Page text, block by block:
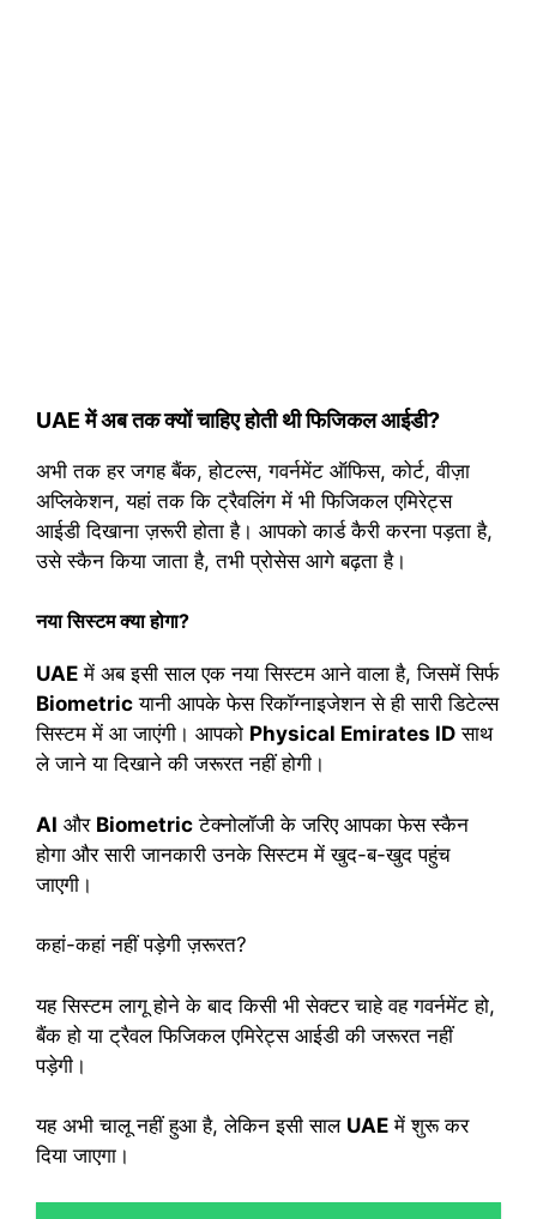
UAE में अब तक क्यों चाहिए होती थी फिजिकल आईडी?
अभी तक हर जगह बैंक, होटल्स, गवर्नमेंट ऑफिस, कोर्ट, वीज़ा
अप्लिकेशन, यहां तक कि ट्रैवलिंग में भी फिजिकल एमिरेट्स
आईडी दिखाना ज़रूरी होता है। आपको कार्ड कैरी करना पड़ता है,
उसे स्कैन किया जाता है, तभी प्रोसेस आगे बढ़ता है।
नया सिस्टम क्या होगा?
UAE में अब इसी साल एक नया सिस्टम आने वाला है, जिसमें सिर्फ
Biometric यानी आपके फेस रिकॉग्नाइजेशन से ही सारी डिटेल्स
सिस्टम में आ जाएंगी। आपको Physical Emirates ID साथ
ले जाने या दिखाने की जरूरत नहीं होगी।
AI और Biometric टेक्नोलॉजी के जरिए आपका फेस स्कैन
होगा और सारी जानकारी उनके सिस्टम में खुद-ब-खुद पहुंच
जाएगी।
कहां-कहां नहीं पड़ेगी ज़रूरत?
यह सिस्टम लागू होने के बाद किसी भी सेक्टर चाहे वह गवर्नमेंट हो,
बैंक हो या ट्रैवल फिजिकल एमिरेट्स आईडी की जरूरत नहीं
पड़ेगी।
यह अभी चालू नहीं हुआ है, लेकिन इसी साल UAE में शुरू कर
दिया जाएगा।